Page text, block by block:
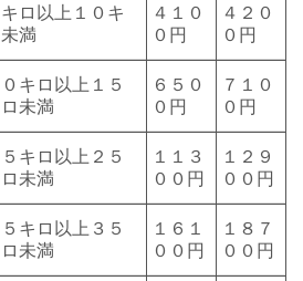
キロ以上１０キ
満
４１０
０円
４２０
０円
０キロ以上１５
未満
６５０
０円
７１０
０円
５キロ以上２５
未満
１１３
００円
１２９
００円
５キロ以上３５
未満
１６１
００円
１８７
００円